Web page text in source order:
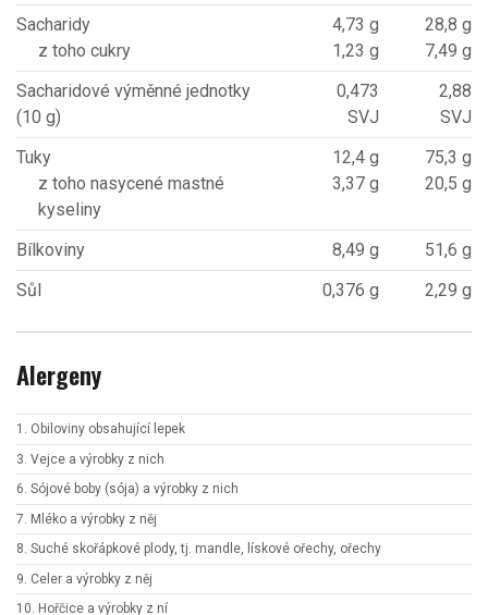
Sacharidy
z toho cukry
4,73 g
1,23 g
28,8 g
7,49 g
Sacharidové výměnné jednotky
(10 g)
0,473
SVJ
2,88
SVJ
Tuky
z toho nasycené mastné
kyseliny
12,4 g
3,37 g
75,3 g
20,5 g
Bílkoviny 8,49 g
51,6 g
Sůl
0,376 g 2,29 g
Alergeny
1. Obiloviny obsahující lepek
3. Vejce a výrobky z nich
6. Sójové boby (sója) a výrobky z nich
7. Mléko a výrobky z něj
8. Suché skořápkové plody, tj. mandle, lískové ořechy, ořechy
9. Celer a výrobky z něj
10. Hořčice a výrobky z ní